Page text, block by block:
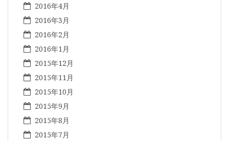
2016年4月
2016年3月
2016年2月
2016年1月
2015年12月
2015年11月
2015年10月
2015年9月
2015年8月
2015年7月